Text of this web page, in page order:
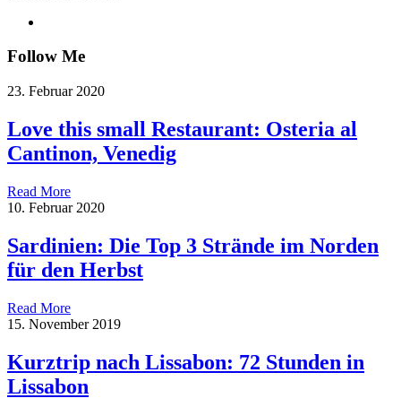
Follow Me
23. Februar 2020
Love this small Restaurant: Osteria al
Cantinon, Venedig
Read More
10. Februar 2020
Sardinien: Die Top 3 Strände im Norden
für den Herbst
Read More
15. November 2019
Kurztrip nach Lissabon: 72 Stunden in
Lissabon